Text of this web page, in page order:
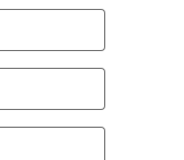
geöffnet.